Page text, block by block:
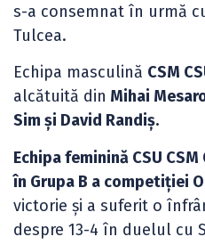
s-a consemnat în urmă
Tulcea.
Echipa masculină CSM
alcătuită din Mihai
Sim și David Randiș.
Echipa feminină CSU
în Grupa B a competiției
victorie și a suferit o
despre 13-4 în duelul cu